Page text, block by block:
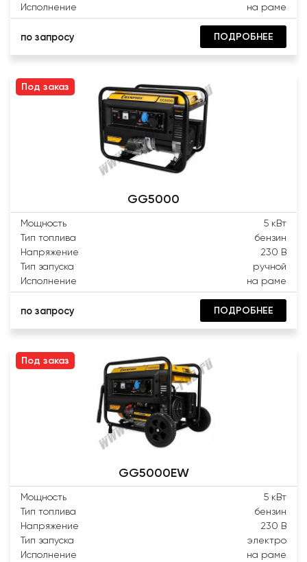
Исполнение на раме
по запросу ПОДРОБНЕЕ
Под заказ
GG5000
Мощность
5 кВт
Тип топлива
бензин
Напряжение
230 В
Тип запуска
ручной
Исполнение
на раме
по запросу ПОДРОБНЕЕ
Под заказ
GG5000EW
Мощность
5 кВт
Тип топлива
бензин
Напряжение
230 В
Тип запуска
электро
Исполнение
на раме